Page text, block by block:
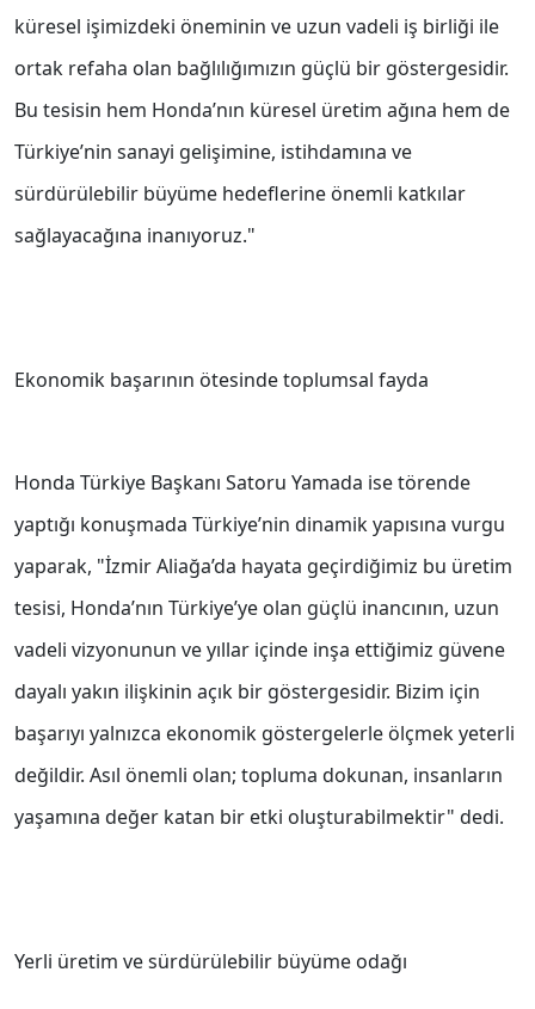
küresel işimizdeki öneminin ve uzun vadeli iş birliği ile
ortak refaha olan bağlılığımızın güçlü bir göstergesidir.
Bu tesisin hem Honda’nın küresel üretim ağına hem de
Türkiye’nin sanayi gelişimine, istihdamına ve
sürdürülebilir büyüme hedeflerine önemli katkılar
sağlayacağına inanıyoruz."
Ekonomik başarının ötesinde toplumsal fayda
Honda Türkiye Başkanı Satoru Yamada ise törende
yaptığı konuşmada Türkiye’nin dinamik yapısına vurgu
yaparak, "İzmir Aliağa’da hayata geçirdiğimiz bu üretim
tesisi, Honda’nın Türkiye’ye olan güçlü inancının, uzun
vadeli vizyonunun ve yıllar içinde inşa ettiğimiz güvene
dayalı yakın ilişkinin açık bir göstergesidir. Bizim için
başarıyı yalnızca ekonomik göstergelerle ölçmek yeterli
değildir. Asıl önemli olan; topluma dokunan, insanların
yaşamına değer katan bir etki oluşturabilmektir" dedi.
Yerli üretim ve sürdürülebilir büyüme odağı